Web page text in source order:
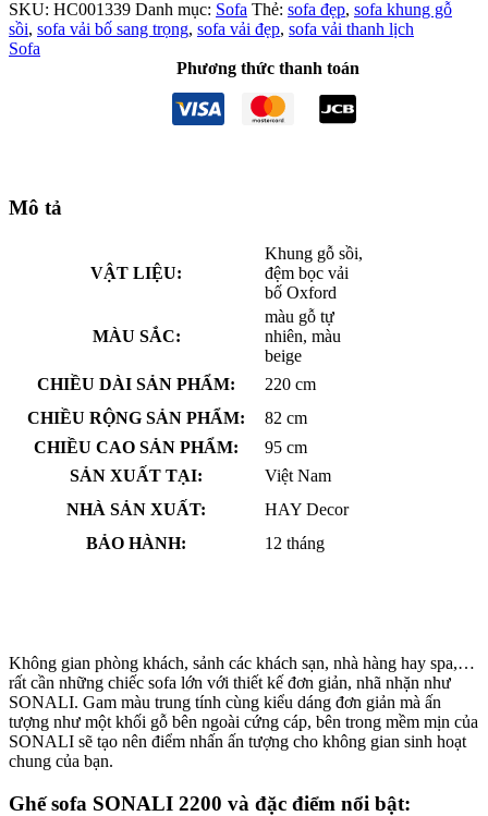
SKU: HC001339 Danh mục: Sofa Thẻ: sofa đẹp, sofa khung gỗ
sồi, sofa vải bố sang trọng, sofa vải đẹp, sofa vải thanh lịch
Sofa
Phương thức thanh toán
Mô tả
VẬT LIỆU:
Khung gỗ sồi,
đệm bọc vải
bố Oxford
MÀU SẮC:
màu gỗ tự
nhiên, màu
beige
CHIỀU DÀI SẢN PHẨM:
220 cm
CHIỀU RỘNG SẢN PHẨM:
82 cm
CHIỀU CAO SẢN PHẨM:
95 cm
SẢN XUẤT TẠI:
Việt Nam
NHÀ SẢN XUẤT:
HAY Decor
BẢO HÀNH:
12 tháng
Không gian phòng khách, sảnh các khách sạn, nhà hàng hay spa,…
rất cần những chiếc sofa lớn với thiết kế đơn giản, nhã nhặn như
SONALI. Gam màu trung tính cùng kiểu dáng đơn giản mà ấn
tượng như một khối gỗ bên ngoài cứng cáp, bên trong mềm mịn của
SONALI sẽ tạo nên điểm nhấn ấn tượng cho không gian sinh hoạt
chung của bạn.
Ghế sofa SONALI 2200 và đặc điểm nổi bật: